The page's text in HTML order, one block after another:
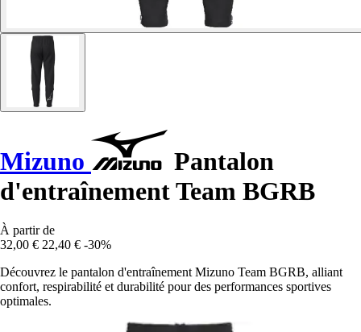
Mizuno
Pantalon
d'entraînement Team BGRB
À partir de
32,00 € 22,40 € -30%
Découvrez le pantalon d'entraînement Mizuno Team BGRB, alliant
confort, respirabilité et durabilité pour des performances sportives
optimales.